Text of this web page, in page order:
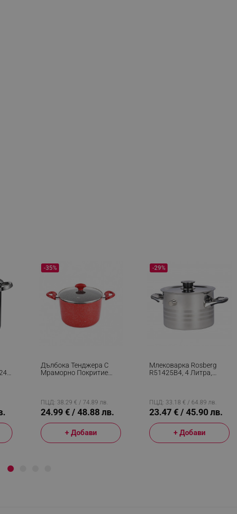
Дълбока Тенджера С
Мраморно Покритие
Червен
-35%
ПЦД: 38.29 € / 74.89 лв.
24.99 € / 48.88 лв.
+ Добави
Млековарка Rosberg
R51425B4, 4 Литра,
-29%
ПЦД: 33.18 € / 64.89 лв.
23.47 € / 45.90 лв.
+ Добави